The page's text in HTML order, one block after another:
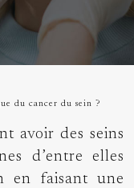
du cancer du sein ?
avoir des seins
d’entre elles
en faisant une